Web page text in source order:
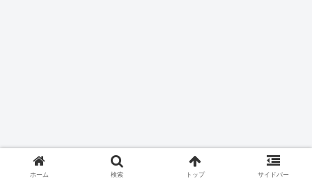
ホーム 検索 トップ サイドバー